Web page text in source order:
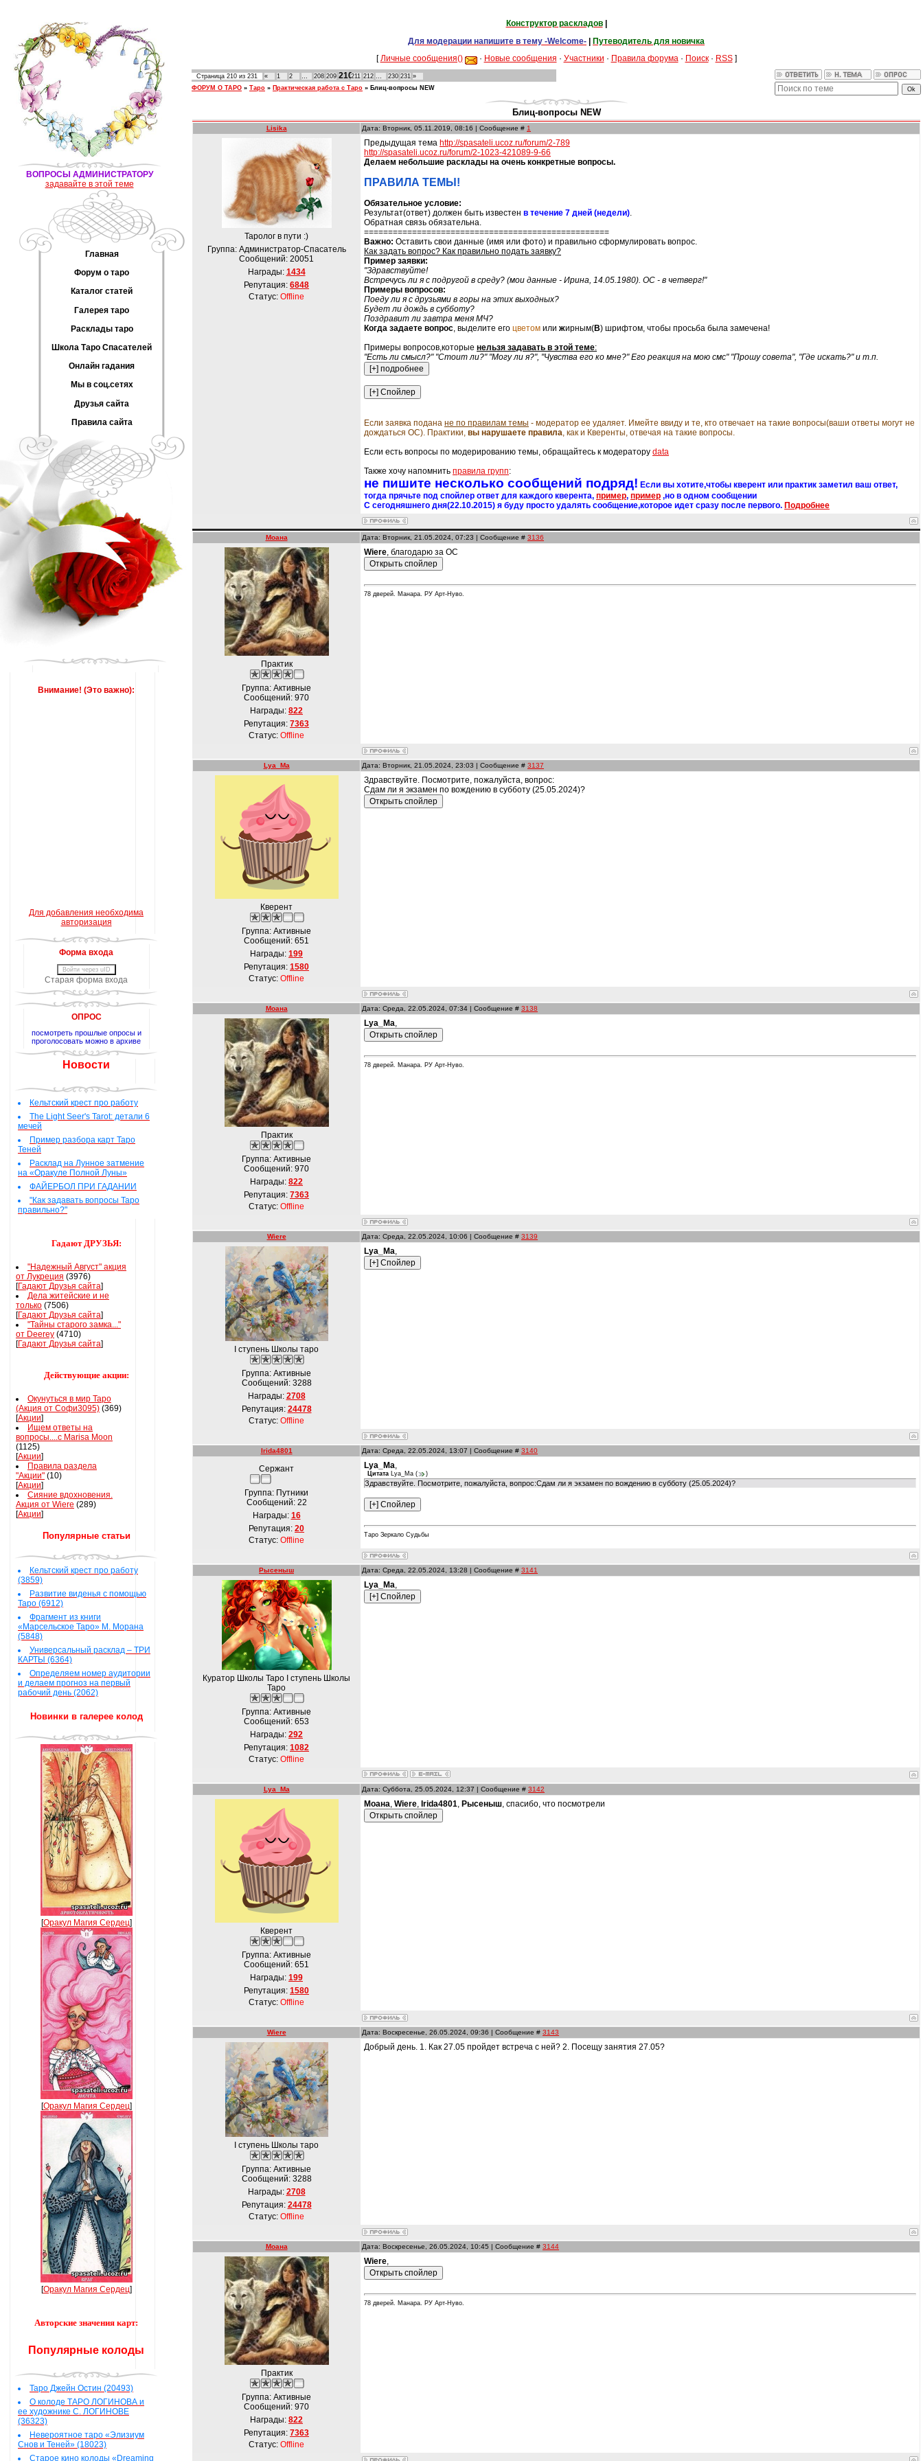
ВОПРОСЫ АДМИНИСТРАТОРУ
задавайте в этой теме
Главная
Форум о таро
Каталог статей
Галерея таро
Расклады таро
Школа Таро Спасателей
Онлайн гадания
Мы в соц.сетях
Друзья сайта
Правила сайта
Внимание! (Это важно):
Для добавления необходима
авторизация
Форма входа
Войти через uID
Старая форма входа
ОПРОС
посмотреть прошлые опросы и
проголосовать можно в архиве
Новости
Кельтский крест про работу
The Light Seer's Tarot: детали 6
мечей
Пример разбора карт Таро
Теней
Расклад на Лунное затмение
на «Оракуле Полной Луны»
ФАЙЕРБОЛ ПРИ ГАДАНИИ
"Как задавать вопросы Таро
правильно?"
Гадают ДРУЗЬЯ:
"Надежный Август" акция
от Лукреция (3976)
[Гадают Друзья сайта]
Дела житейские и не
только (7506)
[Гадают Друзья сайта]
"Тайны старого замка..."
от Deerey (4710)
[Гадают Друзья сайта]
Действующие акции:
Окунуться в мир Таро
(Акция от Софи3095) (369)
[Акции]
Ищем ответы на
вопросы....с Marisa Moon
(1125)
[Акции]
Правила раздела
"Акции" (10)
[Акции]
Сияние вдохновения.
Акция от Wiere (289)
[Акции]
Популярные статьи
Кельтский крест про работу
(3859)
Развитие виденья с помощью
Таро (6912)
Фрагмент из книги
«Марсельское Таро» М. Морана
(5848)
Универсальный расклад – ТРИ
КАРТЫ (6364)
Определяем номер аудитории
и делаем прогноз на первый
рабочий день (2062)
Новинки в галерее колод
[Оракул Магия Сердец]
[Оракул Магия Сердец]
[Оракул Магия Сердец]
Авторские значения карт:
Популярные колоды
Таро Джейн Остин (20493)
О колоде ТАРО ЛОГИНОВА и
ее художнике С. ЛОГИНОВЕ
(36323)
Невероятное таро «Элизиум
Снов и Теней» (18023)
Старое кино колоды «Dreaming
Конструктор раскладов|
Для модерации напишите в тему -Welcome-
Путеводитель для новичка
[ Личные сообщения() · Новые сообщения · Участники · Правила форума · Поиск· RSS]
Страница 210 из 231 « 1 2 … 208 209 210211 212 … 230 231 »
ФОРУМ О ТАРО » Таро » Практическая работа с Таро » Блиц-вопросы NEW
Блиц-вопросы NEW
Lisika Дата: Вторник, 05.11.2019, 08:16 | Сообщение # 1
Таролог в пути :)
Группа: Администратор-Спасатель
Сообщений: 20051
Награды: 1434
Репутация: 6848
Статус: Offline
Предыдущая тема http://spasateli.ucoz.ru/forum/2-789
http://spasateli.ucoz.ru/forum/2-1023-421089-9-66
Делаем небольшие расклады на очень конкретные вопросы.
ПРАВИЛА ТЕМЫ!
Обязательное условие:
Результат(ответ) должен быть известен в течение 7 дней (недели).
Обратная связь обязательна.
===================================================
Важно: Оставить свои данные (имя или фото) и правильно сформулировать вопрос.
Как задать вопрос? Как правильно подать заявку?
Пример заявки:
"Здравствуйте!
Встречусь ли я с подругой в среду? (мои данные - Ирина, 14.05.1980). ОС - в четверг!"
Примеры вопросов:
Поеду ли я с друзьями в горы на этих выходных?
Будет ли дождь в субботу?
Поздравит ли завтра меня МЧ?
Когда задаете вопрос, выделите его цветом или жирным(В) шрифтом, чтобы просьба была замечена!
Примеры вопросов,которые нельзя задавать в этой теме:
"Есть ли смысл?" "Стоит ли?" "Могу ли я?", "Чувства его ко мне?" Его реакция на мою смс" "Прошу совета", "Где искать?" и т.п.
Если заявка подана не по правилам темы - модератор ее удаляет. Имейте ввиду и те, кто отвечает на такие вопросы(ваши ответы могут не
дождаться ОС). Практики, вы нарушаете правила, как и Кверенты, отвечая на такие вопросы.
Если есть вопросы по модерированию темы, обращайтесь к модератору data
Также хочу напомнить правила групп:
не пишите несколько сообщений подряд! Если вы хотите,чтобы кверент или практик заметил ваш ответ,
тогда прячьте под спойлер ответ для каждого кверента, пример, пример ,но в одном сообщении
С сегодняшнего дня(22.10.2015) я буду просто удалять сообщение,которое идет сразу после первого. Подробнее
Моана Дата: Вторник, 21.05.2024, 07:23 | Сообщение # 3136
Практик
Группа: Активные
Сообщений: 970
Награды: 822
Репутация: 7363
Статус: Offline
Wiere, благодарю за ОС
78 дверей. Манара. РУ Арт-Нуво.
Lya_Ma Дата: Вторник, 21.05.2024, 23:03 | Сообщение # 3137
Кверент
Группа: Активные
Сообщений: 651
Награды: 199
Репутация: 1580
Статус: Offline
Здравствуйте. Посмотрите, пожалуйста, вопрос:
Сдам ли я экзамен по вождению в субботу (25.05.2024)?
Моана Дата: Среда, 22.05.2024, 07:34 | Сообщение # 3138
Практик
Группа: Активные
Сообщений: 970
Награды: 822
Репутация: 7363
Статус: Offline
Lya_Ma,
78 дверей. Манара. РУ Арт-Нуво.
Wiere Дата: Среда, 22.05.2024, 10:06 | Сообщение # 3139
I ступень Школы таро
Группа: Активные
Сообщений: 3288
Награды: 2708
Репутация: 24478
Статус: Offline
Lya_Ma,
Irida4801 Дата: Среда, 22.05.2024, 13:07 | Сообщение # 3140
Сержант
Группа: Путники
Сообщений: 22
Награды: 16
Репутация: 20
Статус: Offline
Lya_Ma,
Цитата Lya_Ma ( )
Здравствуйте. Посмотрите, пожалуйста, вопрос:Сдам ли я экзамен по вождению в субботу (25.05.2024)?
Таро Зеркало Судьбы
Рысеныш Дата: Среда, 22.05.2024, 13:28 | Сообщение # 3141
Куратор Школы Таро І ступень Школы
Таро
Группа: Активные
Сообщений: 653
Награды: 292
Репутация: 1082
Статус: Offline
Lya_Ma,
Lya_Ma Дата: Суббота, 25.05.2024, 12:37 | Сообщение # 3142
Кверент
Группа: Активные
Сообщений: 651
Награды: 199
Репутация: 1580
Статус: Offline
Моана, Wiere, Irida4801, Рысеныш, спасибо, что посмотрели
Wiere Дата: Воскресенье, 26.05.2024, 09:36 | Сообщение # 3143
I ступень Школы таро
Группа: Активные
Сообщений: 3288
Награды: 2708
Репутация: 24478
Статус: Offline
Добрый день. 1. Как 27.05 пройдет встреча с ней? 2. Посещу занятия 27.05?
Моана Дата: Воскресенье, 26.05.2024, 10:45 | Сообщение # 3144
Практик
Группа: Активные
Сообщений: 970
Награды: 822
Репутация: 7363
Статус: Offline
Wiere,
78 дверей. Манара. РУ Арт-Нуво.